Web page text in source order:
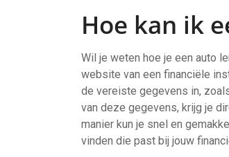
Hoe kan ik
Wil je weten hoe je een auto
website van een financiële
de vereiste gegevens in,
van deze gegevens, krijg je
manier kun je snel en
vinden die past bij jouw